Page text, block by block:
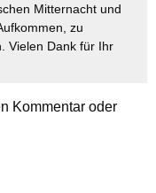
Mitternacht und
zu
Vielen Dank für Ihr
Kommentar oder